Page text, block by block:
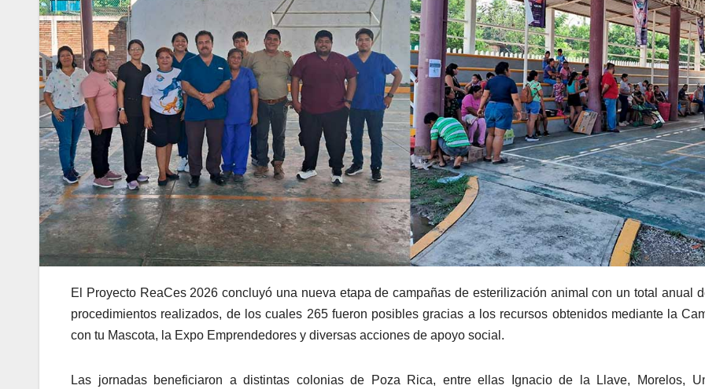
El Proyecto ReaCes 2026 concluyó una nueva etapa de campañas de esterilización animal con un total anual
procedimientos realizados, de los cuales 265 fueron posibles gracias a los recursos obtenidos mediante la
con tu Mascota, la Expo Emprendedores y diversas acciones de apoyo social.
Las jornadas beneficiaron a distintas colonias de Poza Rica, entre ellas Ignacio de la Llave, Morelos,